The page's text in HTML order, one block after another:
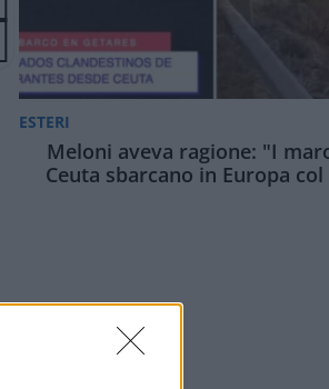
ESTERI
Meloni aveva ragione: "I
Ceuta sbarcano in Europa